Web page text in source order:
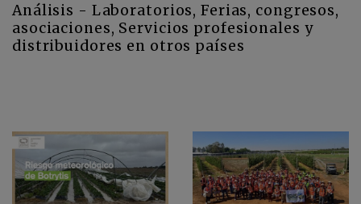
Análisis - Laboratorios, Ferias, congresos,
asociaciones, Servicios profesionales y
distribuidores en otros países